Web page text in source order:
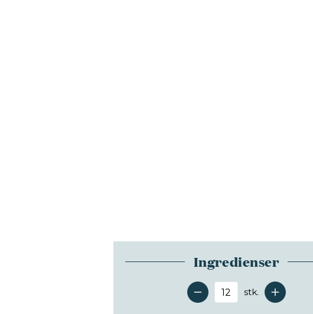
Ingredienser
Antal serveringer
stk.